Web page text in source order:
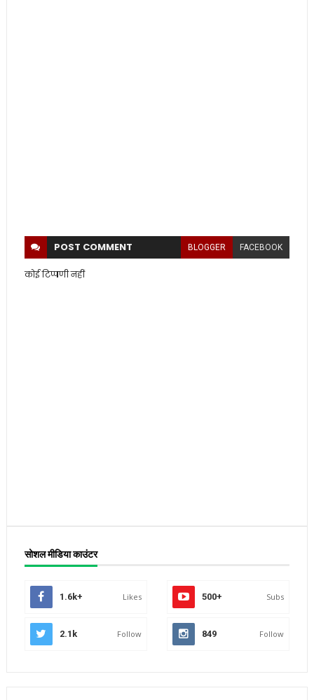
POST COMMENT BLOGGER FACEBOOK
कोई टिप्पणी नहीं
सोशल मीडिया काउंटर
1.6k+ Likes 500+ Subs
2.1k Follow 849 Follow